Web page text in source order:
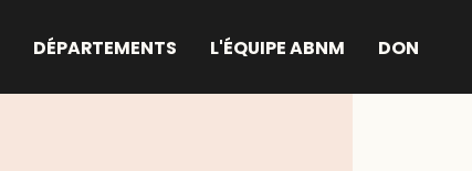
DÉPARTEMENTS L'ÉQUIPE ABNM DON